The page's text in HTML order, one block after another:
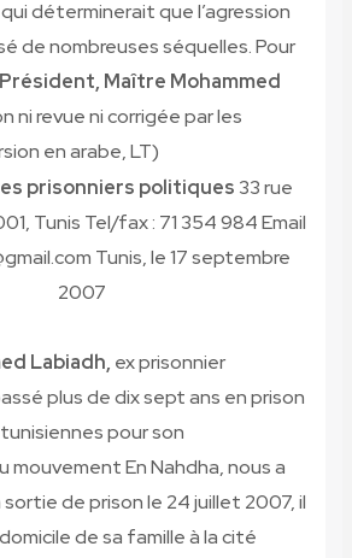
déterminerait que l’agression
de nombreuses séquelles. Pour
Maître Mohammed
ni revue ni corrigée par les
en arabe, LT)
prisonniers politiques 33 rue
Tunis Tel/fax : 71 354 984 Email
Tunis, le 17 septembre
2007
Labiadh, ex prisonnier
plus de dix sept ans en prison
pour son
mouvement En Nahdha, nous a
sortie de prison le 24 juillet 2007, il
de sa famille à la cité